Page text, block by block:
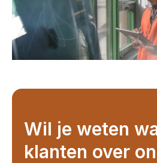
Wil je weten
klanten over